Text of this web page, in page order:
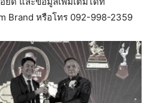
Brand หรือโทร 092-998-2359